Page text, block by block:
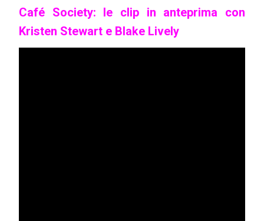
Café Society: le clip in anteprima con
Kristen Stewart e Blake Lively